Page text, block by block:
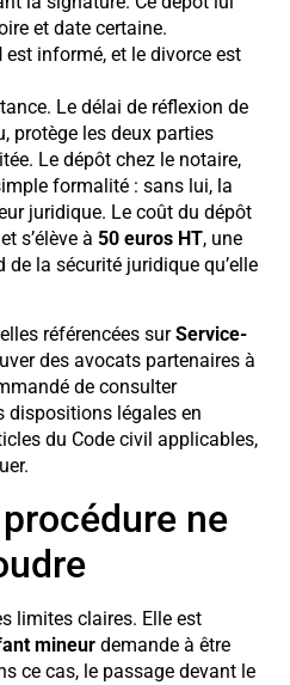
et date certaine.
est informé, et le divorce est
Le délai de réflexion de
protège les deux parties
Le dépôt chez le notaire,
formalité : sans lui, la
juridique. Le coût du dépôt
s’élève à 50 euros HT, une
la sécurité juridique qu’elle
référencées surService-
des avocats partenaires à
de consulter
dispositions légales en
du Code civil applicables,
ne
limites claires. Elle est
mineur demande à être
ce cas, le passage devant le